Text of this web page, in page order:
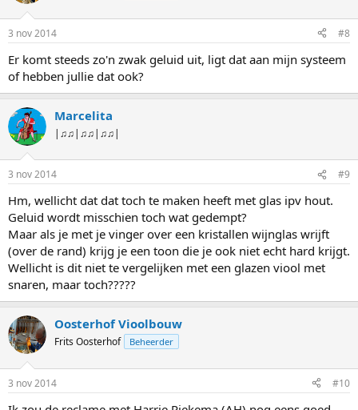
3 nov 2014 #8
Er komt steeds zo'n zwak geluid uit, ligt dat aan mijn systeem
of hebben jullie dat ook?
Marcelita
|♫♫|♫♫|♫♫|
3 nov 2014 #9
Hm, wellicht dat dat toch te maken heeft met glas ipv hout.
Geluid wordt misschien toch wat gedempt?
Maar als je met je vinger over een kristallen wijnglas wrijft
(over de rand) krijg je een toon die je ook niet echt hard krijgt.
Wellicht is dit niet te vergelijken met een glazen viool met
snaren, maar toch?????
Oosterhof Vioolbouw
Frits Oosterhof Beheerder
3 nov 2014 #10